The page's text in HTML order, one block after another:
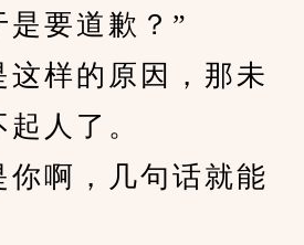
要道歉？”
样的原因，那未
人了。
啊，几句话就能